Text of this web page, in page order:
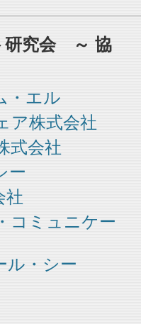
研究会 ～ 協
・エル
ア株式会社
式会社
ー
社
コミュニケー
ル・シー